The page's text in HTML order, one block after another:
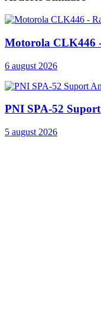
Motorola CLK446
6 august 2026
PNI SPA-52
5 august 2026